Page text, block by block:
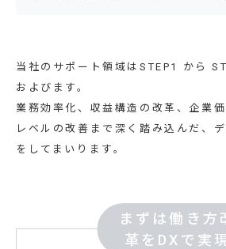
当社のサポート領域はSTEP1 から
およびます。
業務効率化、収益構造の改革、企業
レベルの改善まで深く踏み込んだ、
をしてまいります。
まずは働き方
革をDXで実